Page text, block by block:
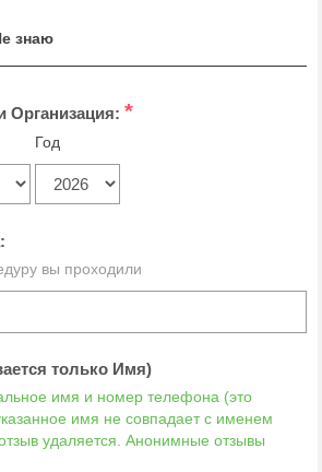
знаю
Организация: *
Год
вы проходили
только Имя)
имя и номер телефона (это
имя не совпадает с именем
удаляется. Анонимные отзывы